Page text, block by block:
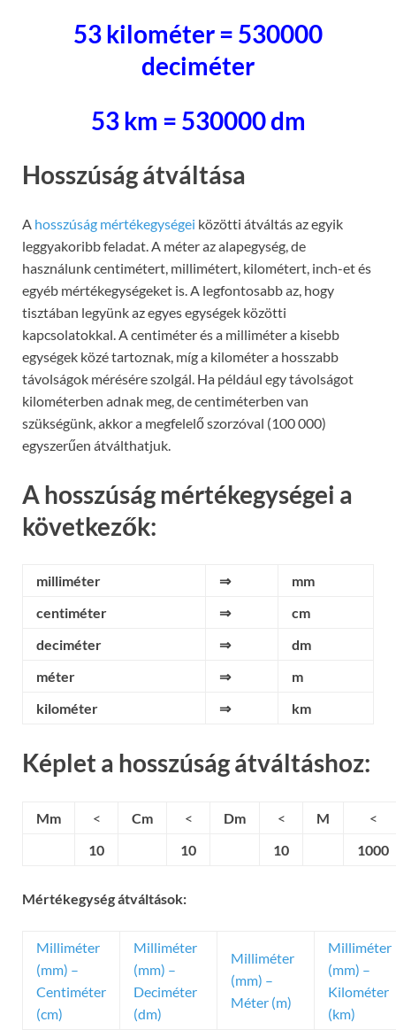
53 kilométer = 530000
deciméter
53 km = 530000 dm
Hosszúság átváltása
A hosszúság mértékegységei közötti átváltás az egyik
leggyakoribb feladat. A méter az alapegység, de
használunk centimétert, millimétert, kilométert, inch-et és
egyéb mértékegységeket is. A legfontosabb az, hogy
tisztában legyünk az egyes egységek közötti
kapcsolatokkal. A centiméter és a milliméter a kisebb
egységek közé tartoznak, míg a kilométer a hosszabb
távolságok mérésére szolgál. Ha például egy távolságot
kilométerben adnak meg, de centiméterben van
szükségünk, akkor a megfelelő szorzóval (100 000)
egyszerűen átválthatjuk.
A hosszúság mértékegységei a
következők:
milliméter ⇒
mm
centiméter
⇒
cm
deciméter
⇒
dm
méter
⇒
m
kilométer
⇒ km
Képlet a hosszúság átváltáshoz:
Mm < Cm < Dm < M
<
10
10 10 1000
Mértékegység átváltások:
Milliméter
(mm) –
Centiméter
(cm)
Milliméter
(mm) –
Deciméter
(dm)
Milliméter
(mm) –
Méter (m)
Milliméter
(mm) –
Kilométer
(km)